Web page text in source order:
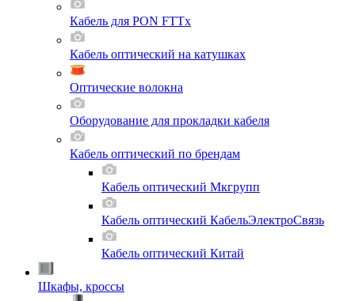
Кабель для PON FTTx
Кабель оптический на катушках
Оптические волокна
Оборудование для прокладки кабеля
Кабель оптический по брендам
Кабель оптический Мкгрупп
Кабель оптический КабельЭлектроСвязь
Кабель оптический Китай
Шкафы, кроссы